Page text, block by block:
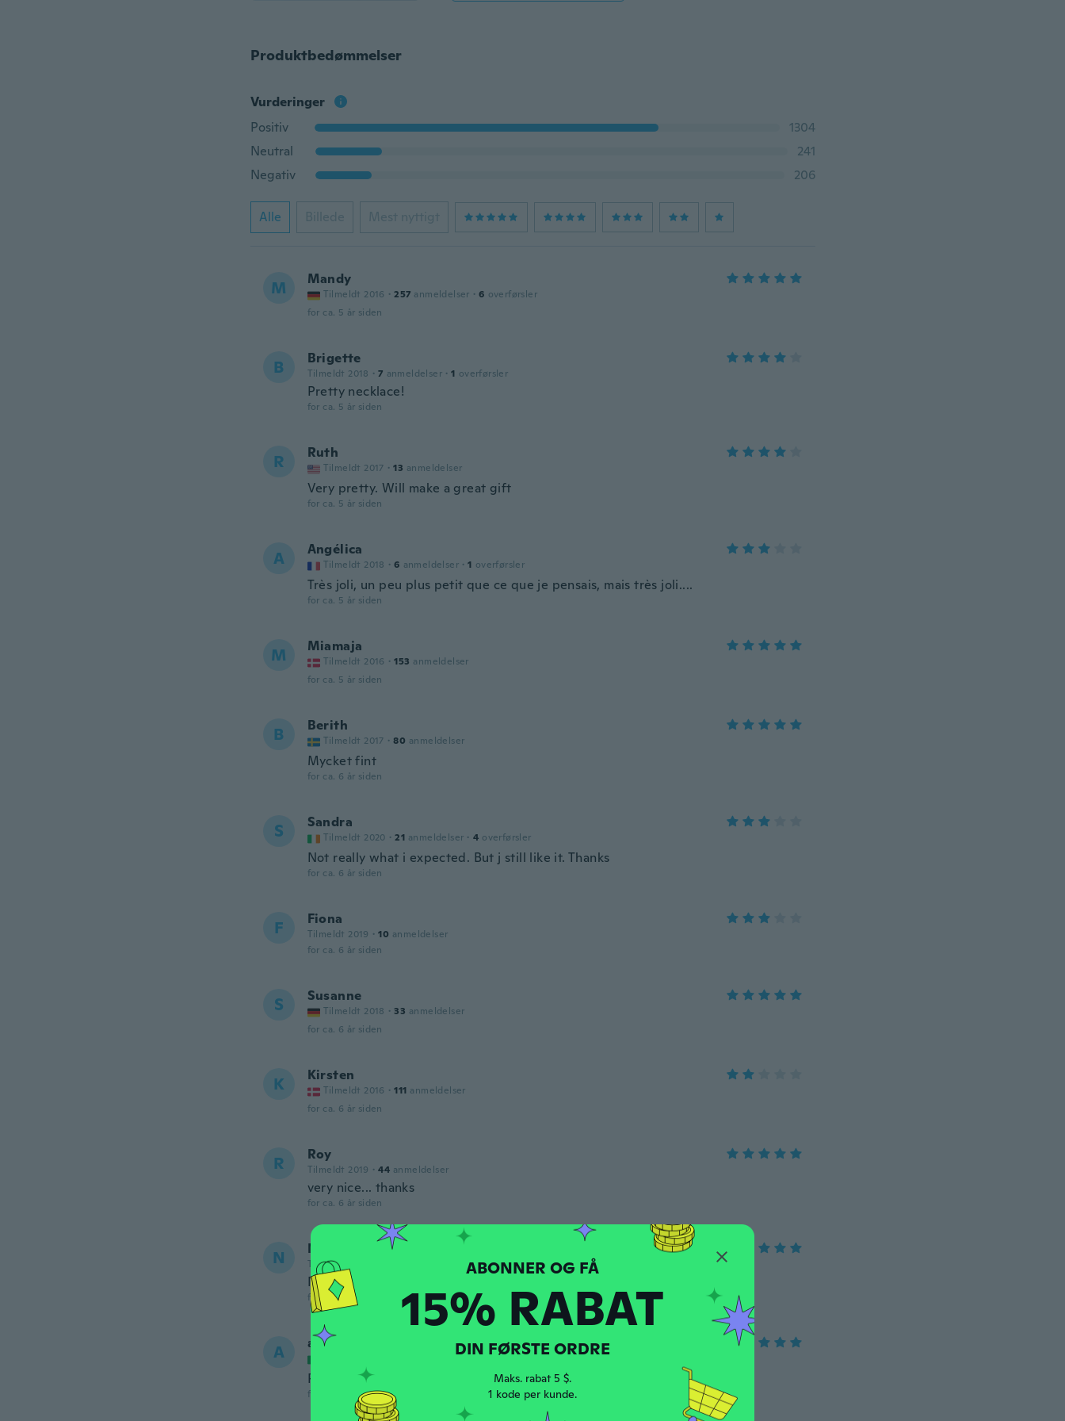
Produktbedømmelser
Vurderinger
Positiv
1304
Neutral
241
Negativ
206
Alle Billede Mest nyttigt
M Mandy
Tilmeldt 2016 · 257 anmeldelser · 6 overførsler
for ca. 5 år siden
B Brigette
Tilmeldt 2018 · 7 anmeldelser · 1 overførsler
Pretty necklace!
for ca. 5 år siden
R Ruth
Tilmeldt 2017 · 13 anmeldelser
Very pretty. Will make a great gift
for ca. 5 år siden
A Angélica
Tilmeldt 2018 · 6 anmeldelser · 1 overførsler
Très joli, un peu plus petit que ce que je pensais, mais très joli....
for ca. 5 år siden
M Miamaja
Tilmeldt 2016 · 153 anmeldelser
for ca. 5 år siden
B Berith
Tilmeldt 2017 · 80 anmeldelser
Mycket fint
for ca. 6 år siden
S Sandra
Tilmeldt 2020 · 21 anmeldelser · 4 overførsler
Not really what i expected. But j still like it. Thanks
for ca. 6 år siden
F Fiona
Tilmeldt 2019 · 10 anmeldelser
for ca. 6 år siden
S Susanne
Tilmeldt 2018 · 33 anmeldelser
for ca. 6 år siden
K Kirsten
Tilmeldt 2016 · 111 anmeldelser
for ca. 6 år siden
R Roy
Tilmeldt 2019 · 44 anmeldelser
very nice... thanks
for ca. 6 år siden
N Nikki
Tilmeldt 2019 overførsler
Nice necklace abit rusty looking though🤔
for ca. 6 år siden
A avril
anmeldelser · 63 overførsler
Perfect exactly like picture
for ca. 6 år siden
15% RABAT
DIN FØRSTE ORDRE
Maks. rabat 5 $.
1 kode per kunde.